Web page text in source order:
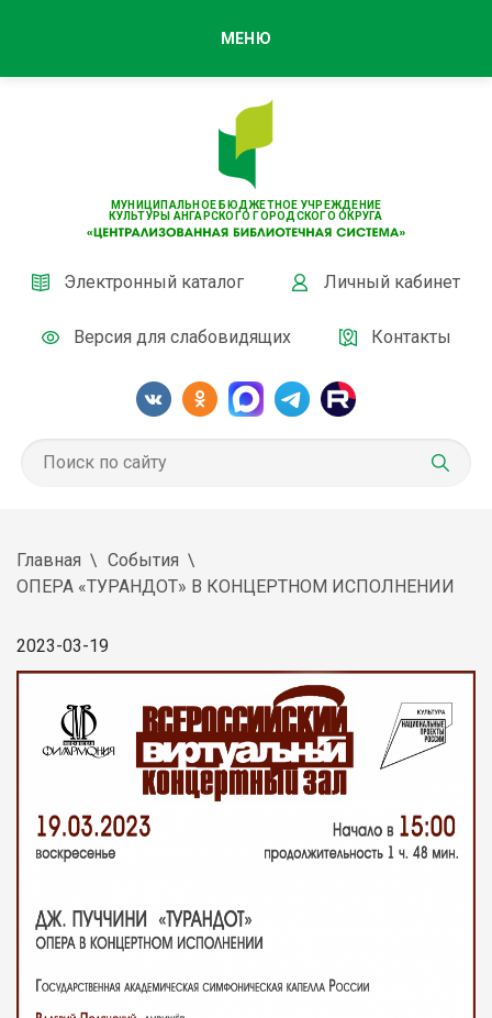
МУНИЦИПАЛЬНОЕ БЮДЖЕТНОЕ УЧРЕЖДЕНИЕ
КУЛЬТУРЫ АНГАРСКОГО ГОРОДСКОГО ОКРУГА
Электронный каталог Личный кабинет
Версия для слабовидящих Контакты
МЕНЮ
Главная
События
ОПЕРА «ТУРАНДОТ» В КОНЦЕРТНОМ ИСПОЛНЕНИИ
2023-03-19